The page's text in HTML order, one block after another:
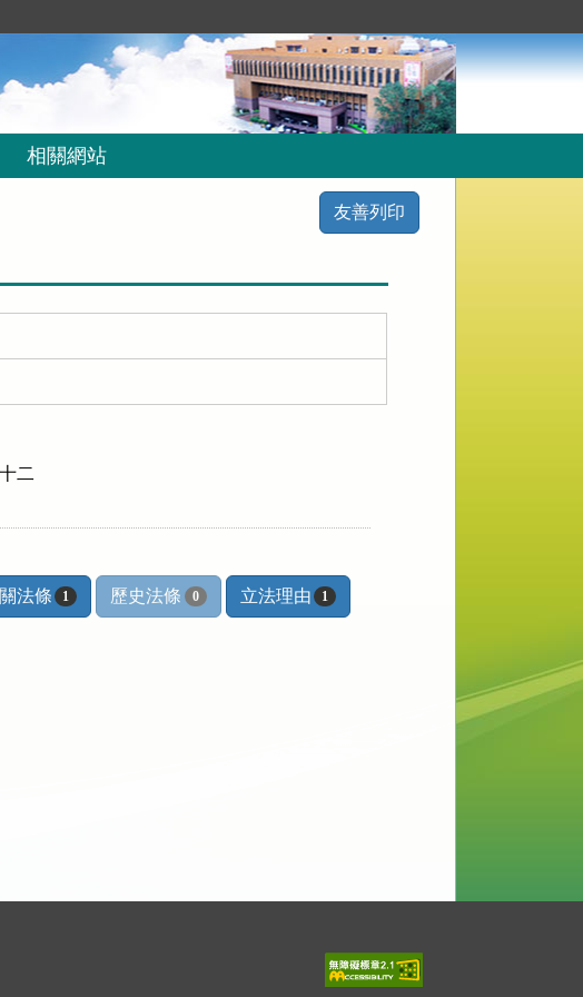
相關網站
友善列印
二
法條 1 歷史法條 0 立法理由 1